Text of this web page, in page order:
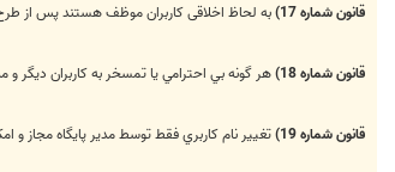
قانون شماره 17) به لحاظ اخلاقی کاربران موظف هستند پس از
قانون شماره 18) هر گونه بي احترامي یا تمسخر به كاربران ديگر
قانون شماره 19) تغيير نام كاربري فقط توسط مدير پايگاه مجاز و